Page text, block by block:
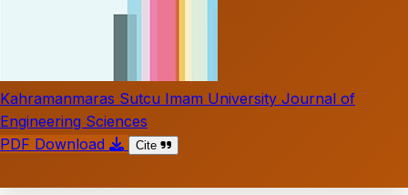
Kahramanmaras Sutcu Imam University Journal of
Engineering Sciences
PDF Download
Cite